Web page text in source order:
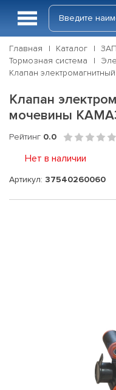
Главная Каталог
Тормозная система
Клапан
Клапан
мочевины
Рейтинг 0.0
Нет в наличии
Артикул: 37540260060